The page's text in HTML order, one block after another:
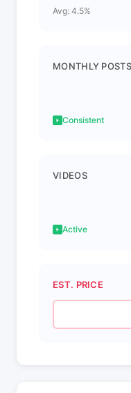
Avg: 4.5%
MONTHLY POSTS
Consistent
VIDEOS
Active
EST. PRICE